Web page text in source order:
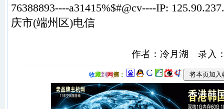
76388893----a31415%$#@cv----IP:
庆市(端州区)电信
作者：冷月湖 录入
收藏到 网摘：